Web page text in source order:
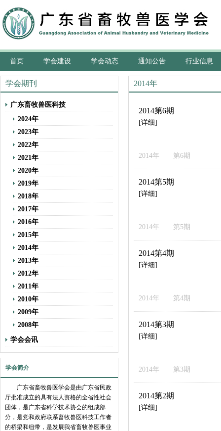
首页 学会建设 学会动态 通知公告 行业信息
学会期刊
广东畜牧兽医科技
2024年
2023年
2022年
2021年
2020年
2019年
2018年
2017年
2016年
2015年
2014年
2013年
2012年
2011年
2010年
2009年
2008年
学会会讯
学会简介
广东省畜牧兽医学会是由广东省民政
厅批准成立的具有法人资格的全省性社会
团体，是广东省科学技术协会的组成部
分，是党和政府联系畜牧兽医科技工作者
的桥梁和纽带，是发展我省畜牧兽医事业
2014年
2014第6期
[详细]
2014年 第6期
2014第5期
[详细]
2014年 第5期
2014第4期
[详细]
2014年 第4期
2014第3期
[详细]
2014年 第3期
2014第2期
[详细]